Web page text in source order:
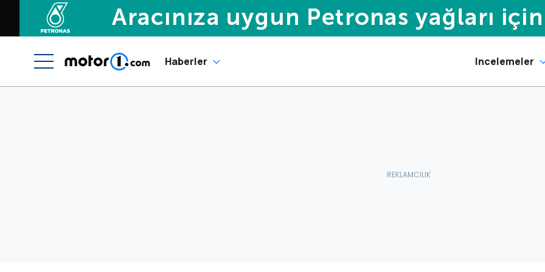
Haberler Incelemeler